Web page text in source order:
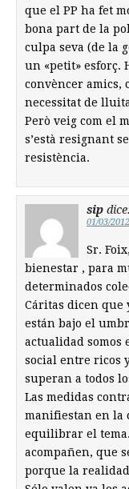
que el PP ha fet
bona part de la
culpa seva (de la
un «petit» esforç.
convèncer amics,
necessitat de
Però veig com el
s’està resignant
resistència.
sip
01/03/
Sr.
bienestar , para
determinados
Cáritas dicen que
están bajo el
actualidad somos
social entre ricos
superan a todos
Las medidas
manifiestan en la
equilibrar el
acompañen, que
porque la realidad